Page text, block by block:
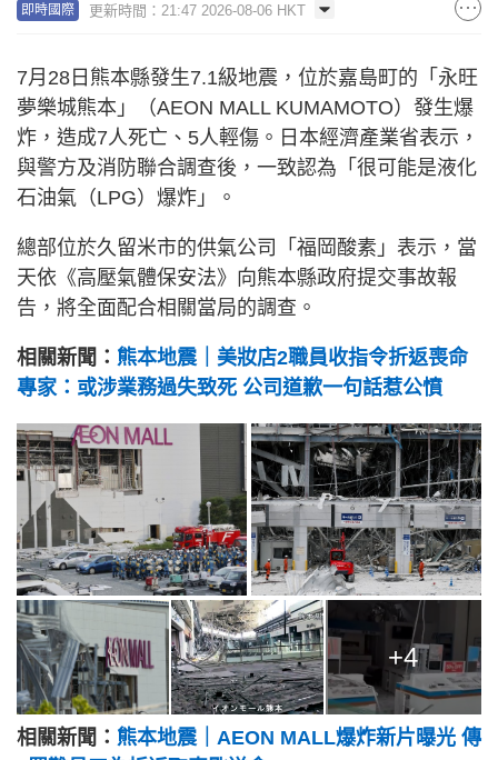
即時國際 更新時間：21:47 2026-08-06 HKT
7月28日熊本縣發生7.1級地震，位於嘉島町的「永旺
夢樂城熊本」（AEON MALL KUMAMOTO）發生爆
炸，造成7人死亡、5人輕傷。日本經濟產業省表示，
與警方及消防聯合調查後，一致認為「很可能是液化
石油氣（LPG）爆炸」。
總部位於久留米市的供氣公司「福岡酸素」表示，當
天依《高壓氣體保安法》向熊本縣政府提交事故報
告，將全面配合相關當局的調查。
相關新聞： 熊本地震｜美妝店2職員收指令折返喪命
專家：或涉業務過失致死 公司道歉一句話惹公憤
+4
相關新聞： 熊本地震｜AEON MALL爆炸新片曝光 傳